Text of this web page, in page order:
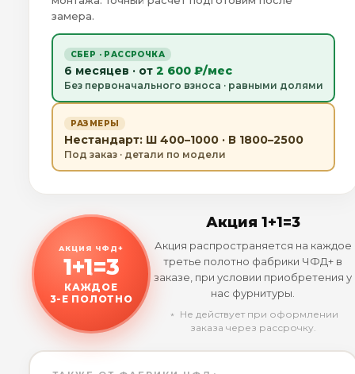
замера.
СБЕР · РАССРОЧКА
6 месяцев · от 2 600 ₽/мес
Без первоначального взноса · равными долями
РАЗМЕРЫ
Нестандарт: Ш 400–1000 · В 1800–2500
Под заказ · детали по модели
АКЦИЯ ЧФД+
1+1=3
КАЖДОЕ
3-Е ПОЛОТНО
Акция 1+1=3
Акция распространяется на каждое
третье полотно фабрики ЧФД+ в
заказе, при условии приобретения у
нас фурнитуры.
﹡ Не действует при оформлении
заказа через рассрочку.